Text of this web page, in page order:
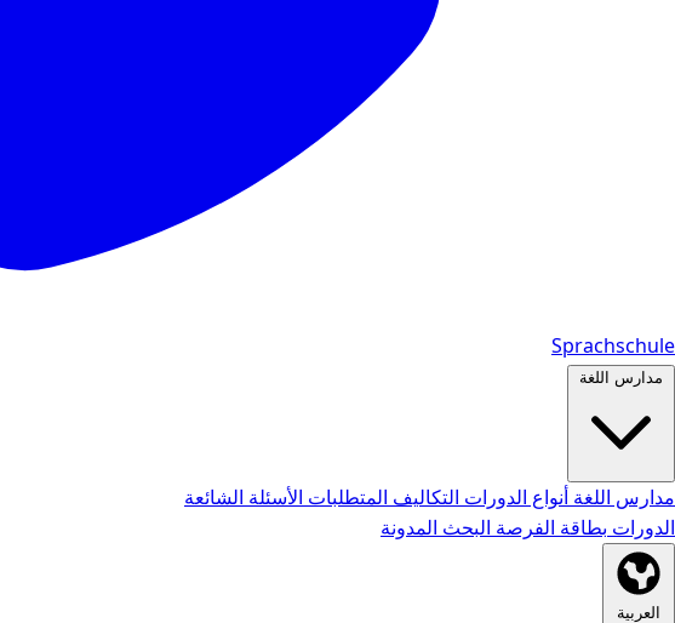
Sprachschule
مدارس اللغة
مدارس اللغة أنواع الدورات التكاليف المتطلبات الأسئلة الشائعة
الدورات بطاقة الفرصة البحث المدونة
العربية